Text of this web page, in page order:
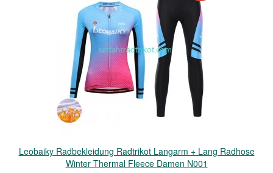
Leobaiky Radbekleidung Radtrikot Langarm + Lang Radhose
Winter Thermal Fleece Damen N001